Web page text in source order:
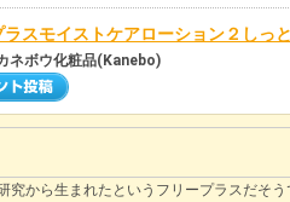
ラスモイストケアローション２しっ
ネボウ化粧品(Kanebo)
究から生まれたというフリープラスだそ